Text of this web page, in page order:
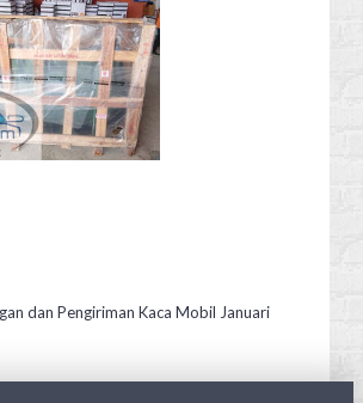
dan Pengiriman Kaca Mobil Januari